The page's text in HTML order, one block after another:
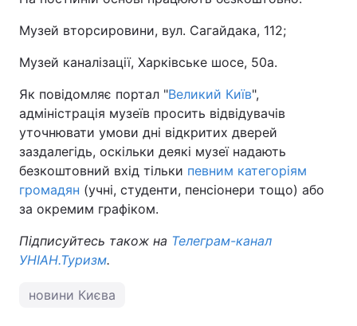
Музей вторсировини, вул. Сагайдака, 112;
Музей каналізації, Харківське шосе, 50а.
Як повідомляє портал "Великий Київ",
адміністрація музеїв просить відвідувачів
уточнювати умови дні відкритих дверей
заздалегідь, оскільки деякі музеї надають
безкоштовний вхід тільки певним категоріям
громадян (учні, студенти, пенсіонери тощо) або
за окремим графіком.
Підписуйтесь також на Телеграм-канал
УНІАН.Туризм.
новини Києва